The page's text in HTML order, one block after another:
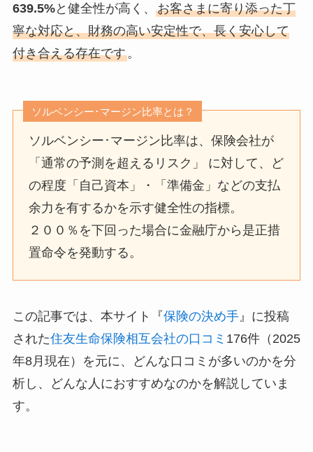
639.5%と健全性が高く、 お客さまに寄り添った丁
寧な対応と、財務の高い安定性で、長く安心して
付き合える存在です。
ソルベンシー･マージン比率とは？
ソルベンシー･マージン比率は、保険会社が
「通常の予測を超えるリスク」 に対して、ど
の程度「自己資本」・「準備金」などの支払
余力を有するかを示す健全性の指標。
２００％を下回った場合に金融庁から是正措
置命令を発動する。
この記事では、本サイト『保険の決め手』に投稿
された住友生命保険相互会社の口コミ 176件（2025
年8月現在）を元に、どんな口コミが多いのかを分
析し、どんな人におすすめなのかを解説していま
す。